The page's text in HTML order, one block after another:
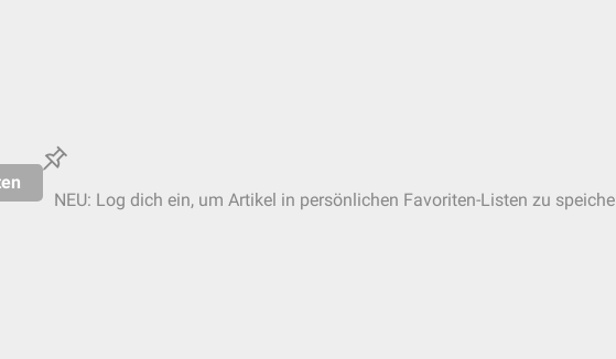
NEU: Log dich ein, um Artikel in persönlichen Favoriten-Listen zu